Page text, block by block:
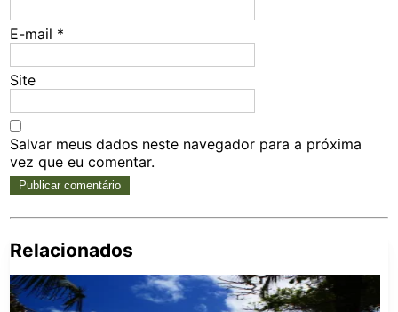
E-mail *
Site
Salvar meus dados neste navegador para a próxima
vez que eu comentar.
Relacionados